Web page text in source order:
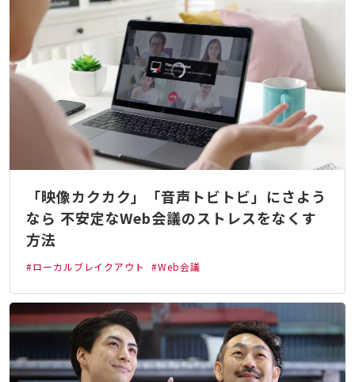
「映像カクカク」「音声トビトビ」にさよう
なら 不安定なWeb会議のストレスをなくす
方法
#ローカルブレイクアウト #Web会議